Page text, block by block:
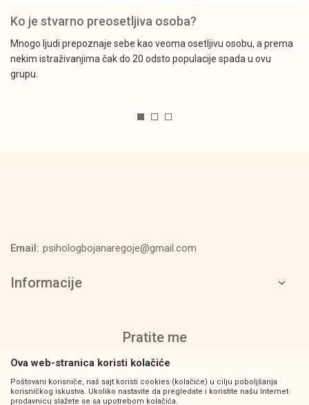
Ko je stvarno preosetljiva osoba?
Mnogo ljudi prepoznaje sebe kao veoma osetljivu osobu, a prema
nekim istraživanjima čak do 20 odsto populacije spada u ovu
Email: psihologbojanaregoje@gmail.com
Informacije
Pratite me
Ova web-stranica koristi kolačiće
Poštovani korisniče, naš sajt koristi cookies (kolačiće) u cilju poboljšanja
korisničkog iskustva. Ukoliko nastavite da pregledate i koristite našu Internet
prodavnicu slažete se sa upotrebom kolačića.